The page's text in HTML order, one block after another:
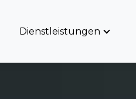
Dienstleistungen